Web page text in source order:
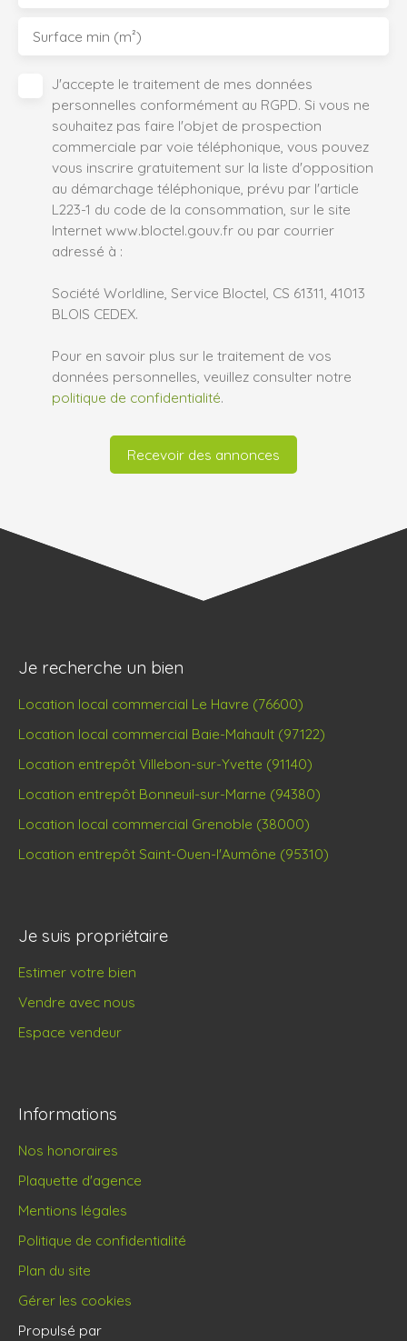
Surface min (m²)
J'accepte le traitement de mes données
personnelles conformément au RGPD. Si vous ne
souhaitez pas faire l'objet de prospection
commerciale par voie téléphonique, vous pouvez
vous inscrire gratuitement sur la liste d'opposition
au démarchage téléphonique, prévu par l'article
L223-1 du code de la consommation, sur le site
Internet www.bloctel.gouv.fr ou par courrier
adressé à :
Société Worldline, Service Bloctel, CS 61311, 41013
BLOIS CEDEX.
Pour en savoir plus sur le traitement de vos
données personnelles, veuillez consulter notre
politique de confidentialité.
Recevoir des annonces
Je recherche un bien
Location local commercial Le Havre (76600)
Location local commercial Baie-Mahault (97122)
Location entrepôt Villebon-sur-Yvette (91140)
Location entrepôt Bonneuil-sur-Marne (94380)
Location local commercial Grenoble (38000)
Location entrepôt Saint-Ouen-l'Aumône (95310)
Je suis propriétaire
Estimer votre bien
Vendre avec nous
Espace vendeur
Informations
Nos honoraires
Plaquette d'agence
Mentions légales
Politique de confidentialité
Plan du site
Gérer les cookies
Propulsé par